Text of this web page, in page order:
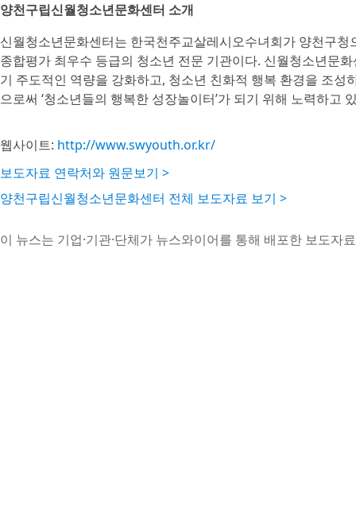
양천구립신월청소년문화센터 소개
신월청소년문화센터는 한국천주교살레시오수녀회가 양천구
종합평가 최우수 등급의 청소년 전문 기관이다. 신월청소년문
기 주도적인 역량을 강화하고, 청소년 친화적 행복 환경을 조
으로써 ‘청소년들의 행복한 성장놀이터’가 되기 위해 노력하고
웹사이트: http://www.swyouth.or.kr/
보도자료 연락처와 원문보기 >
양천구립신월청소년문화센터 전체 보도자료 보기 >
이 뉴스는 기업·기관·단체가 뉴스와이어를 통해 배포한 보도자